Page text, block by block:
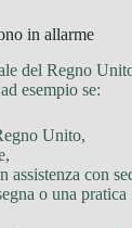
in allarme
del Regno
esempio se:
Unito,
assistenza con
o una